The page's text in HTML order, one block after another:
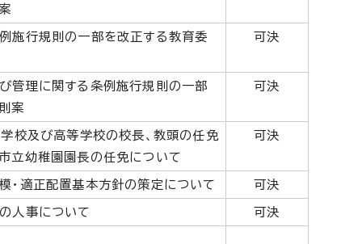
施行規則の一部を改正する教育委
可決
管理に関する条例施行規則の一部
案
可決
校及び高等学校の校長、教頭の任免
立幼稚園園長の任免について
可決
・適正配置基本方針の策定について 可決
人事について 可決